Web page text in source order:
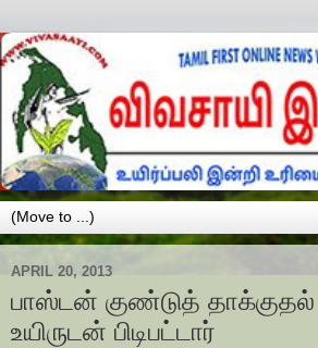
APRIL 20, 2013
பாஸ்டன் குண்டுத் தாக்குதல்
உயிருடன் பிடிபட்டார்